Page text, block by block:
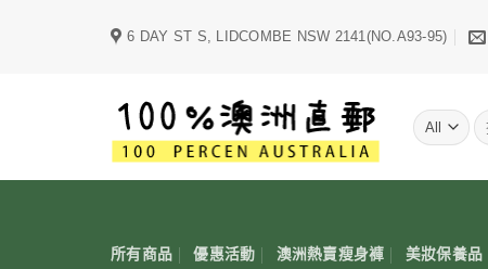
6 DAY ST S, LIDCOMBE NSW 2141(NO.A93-95)
搜
尋
鍵
所有商品 優惠活動 澳洲熱賣瘦身褲 美妝保養品